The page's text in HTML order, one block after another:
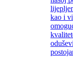
kao i